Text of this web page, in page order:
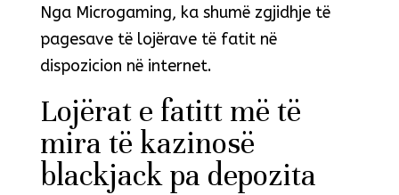
Nga Microgaming, ka shumë zgjidhje të
pagesave të lojërave të fatit në
dispozicion në internet.
Lojërat e fatitt më të
mira të kazinosë
blackjack pa depozita